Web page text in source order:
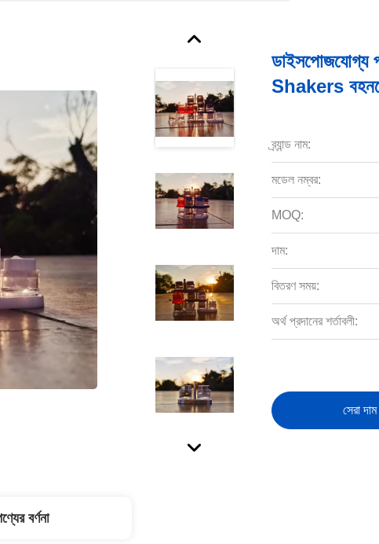
ডাইসপোজযোগ্য
Shakers
ব্র্যান্ড নাম:
মডেল নম্বর:
MOQ:
দাম:
বিতরণ সময়:
অর্থ প্রদানের শর্তাবলী:
সেরা
বর্ণনা